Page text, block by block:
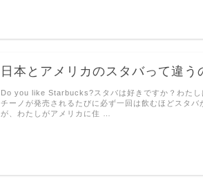
日本とアメリカのスタバって違う
Do you like Starbucks?スタバは好きですか？わたし
チーノが発売されるたびに必ず一回は飲むほどスタバ
が、わたしがアメリカに住 …